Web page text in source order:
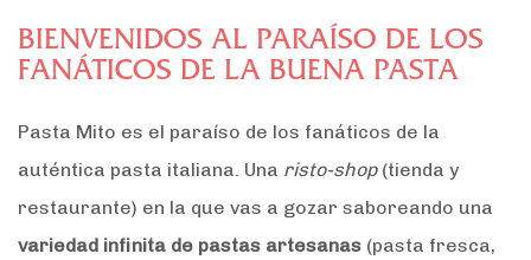
BIENVENIDOS AL PARAÍSO DE LOS
FANÁTICOS DE LA BUENA PASTA
Pasta Mito es el paraíso de los fanáticos de la
auténtica pasta italiana. Una risto-shop(tienda y
restaurante) en la que vas a gozar saboreando una
variedad infinita de pastas artesanas (pasta fresca,